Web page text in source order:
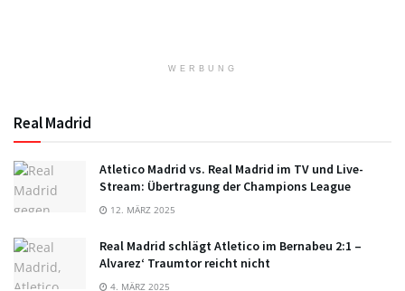
WERBUNG
Real Madrid
Atletico Madrid vs. Real Madrid im TV und Live-
Stream: Übertragung der Champions League
12. MÄRZ 2025
Real Madrid schlägt Atletico im Bernabeu 2:1 –
Alvarez‘ Traumtor reicht nicht
4. MÄRZ 2025